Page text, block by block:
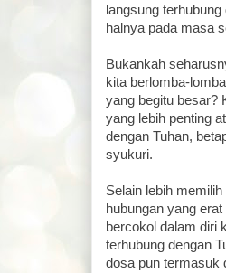
langsung
halnya pada masa
Bukankah
kita berlomba-
yang begitu besar?
yang lebih penting
dengan Tuhan,
syukuri.
Selain lebih
hubungan yang
bercokol dalam diri
terhubung dengan
dosa pun termasuk